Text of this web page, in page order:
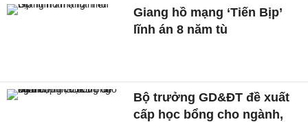
Giang hồ mạng ‘Tiến Bịp’
lĩnh án 8 năm tù
Bộ trưởng GD&ĐT đề xuất
cấp học bổng cho ngành,